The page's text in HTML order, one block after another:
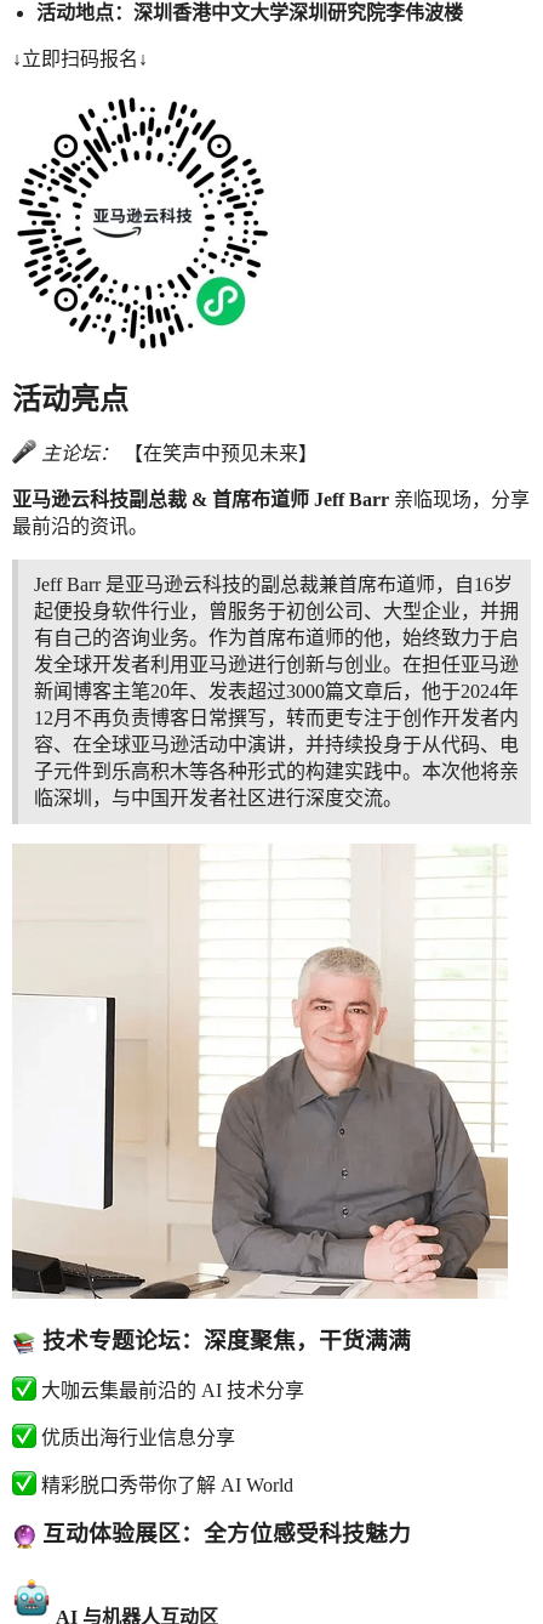
活动地点：深圳香港中文大学深圳研究院李伟波楼
↓立即扫码报名↓
活动亮点
主论坛： 【在笑声中预见未来】
亚马逊云科技副总裁 & 首席布道师 Jeff Barr 亲临现场，分享
最前沿的资讯。
Jeff Barr 是亚马逊云科技的副总裁兼首席布道师，自16岁
起便投身软件行业，曾服务于初创公司、大型企业，并拥
有自己的咨询业务。作为首席布道师的他，始终致力于启
发全球开发者利用亚马逊进行创新与创业。在担任亚马逊
新闻博客主笔20年、发表超过3000篇文章后，他于2024年
12月不再负责博客日常撰写，转而更专注于创作开发者内
容、在全球亚马逊活动中演讲，并持续投身于从代码、电
子元件到乐高积木等各种形式的构建实践中。本次他将亲
临深圳，与中国开发者社区进行深度交流。
技术专题论坛：深度聚焦，干货满满
大咖云集最前沿的 AI 技术分享
优质出海行业信息分享
精彩脱口秀带你了解 AI World
互动体验展区：全方位感受科技魅力
AI 与机器人互动区